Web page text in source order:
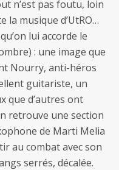
n’est pas foutu, loin
la musique d’UtRO…
lui accorde le
: une image que
Nourry, anti-héros
guitariste, un
que d’autres ont
retrouve une section
de Marti Melia
au combat avec son
serrés, décalée.